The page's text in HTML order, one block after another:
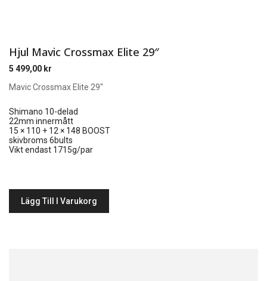
Hjul Mavic Crossmax Elite 29″
5 499,00 kr
Mavic Crossmax Elite 29″
Shimano 10-delad
22mm innermått
15 × 110 + 12 × 148 BOOST
skivbroms 6bults
Vikt endast 1715g/par
Lägg Till I Varukorg